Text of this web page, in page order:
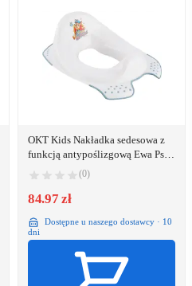
OKT Kids Nakładka sedesowa z
funkcją antypoślizgową Ewa Psi
(0)
84.97 zł
Dostępne u naszego dostawcy · 10
dni